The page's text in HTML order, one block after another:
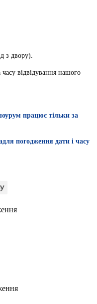
з двору).
часу відвідування нашого
працює тільки за
погодження дати і часу